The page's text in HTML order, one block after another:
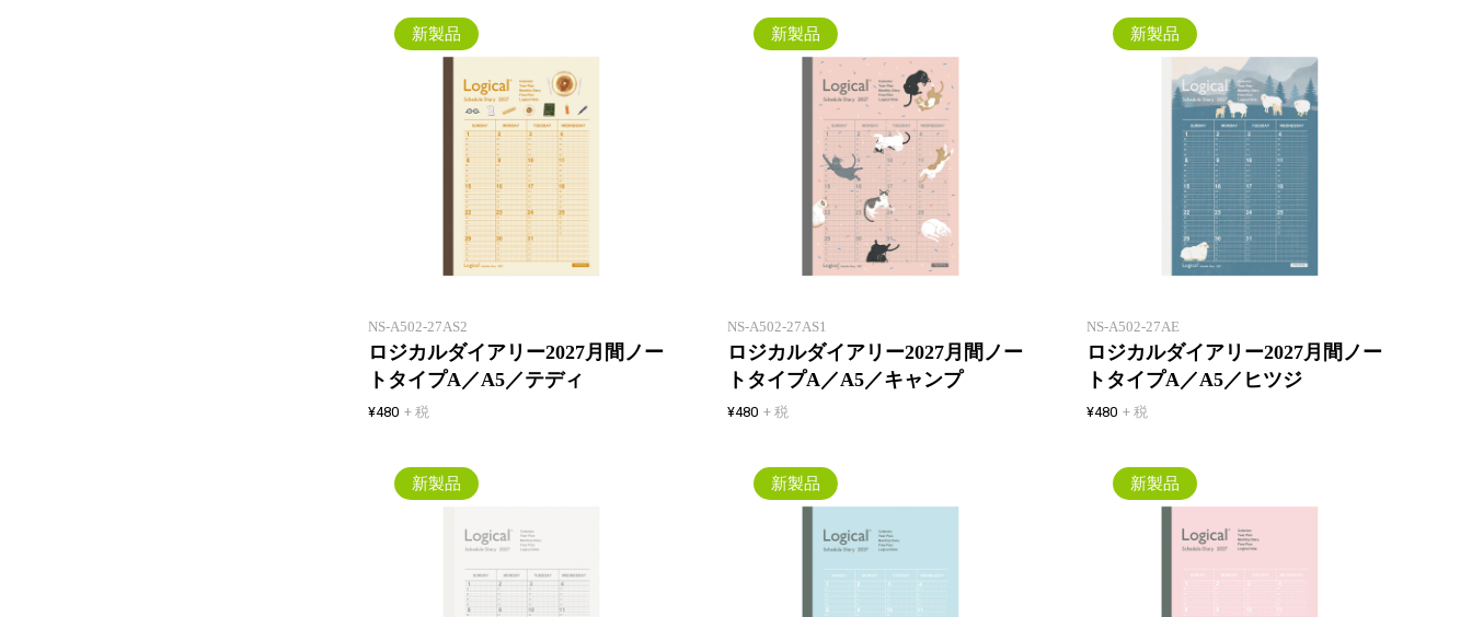
新製品
NS-A502-27AS2
ロジカルダイアリー2027月間ノー
トタイプA／A5／テディ
一年間安心して使えるロジカルダ
イアリー。1 冊目にも2 冊目に
¥480 + 税
新製品
NS-A502-27AS1
ロジカルダイアリー2027月間ノー
トタイプA／A5／キャンプ
一年間安心して使えるロジカルダ
イアリー。1 冊目にも2 冊目に
¥480 + 税
新製品
NS-A502-27AE
ロジカルダイアリー2027月間ノー
トタイプA／A5／ヒツジ
¥480 + 税
新製品 新製品 新製品